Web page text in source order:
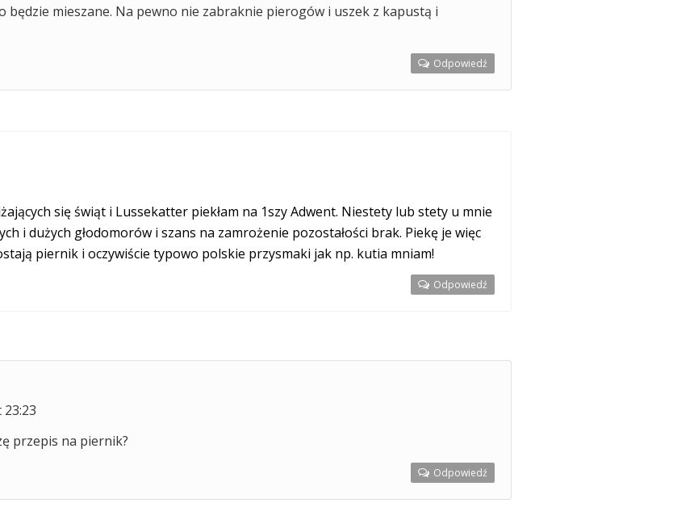
będzie mieszane. Na pewno nie zabraknie pierogów i uszek z kapustą i
Odpowiedź
się świąt i Lussekatter piekłam na 1szy Adwent. Niestety lub stety u mnie
i dużych głodomorów i szans na zamrożenie pozostałości brak. Piekę je więc
piernik i oczywiście typowo polskie przysmaki jak np. kutia mniam!
Odpowiedź
przepis na piernik?
Odpowiedź